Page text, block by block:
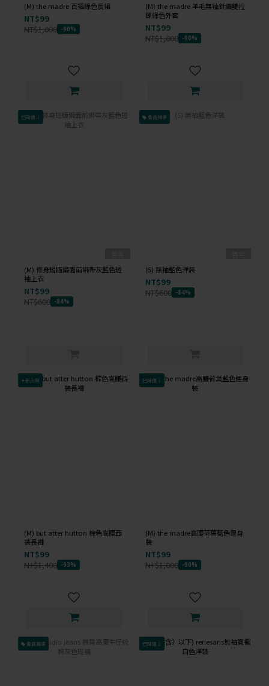
(M) the madre 百褶綠色長裙
NT$99
NT$1,000 -90%
(M) the madre 羊毛無袖針織雙拉
鍊綠色外套
NT$99
NT$1,000 -90%
已降價↓
(M) 修身短版緞面前綁帶灰藍色短
袖上衣
NT$99
NT$600 -84%
會員獨享
(S) 無袖藍色洋裝
NT$99
NT$600 -84%
✦新上架
(M) but atter hutton 棕色高腰西
裝長褲
NT$99
NT$1,400 -93%
已降價↓
(M) the madre高腰荷葉藍色連身
裝
NT$99
NT$1,000 -90%
會員獨享 已降價↓